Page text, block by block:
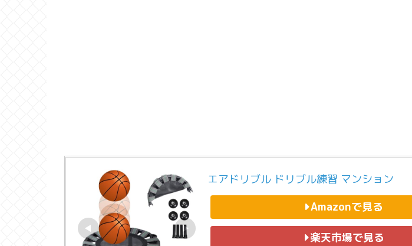
エアドリブル ドリブル練習 マンション
Amazonで見る
楽天市場で見る